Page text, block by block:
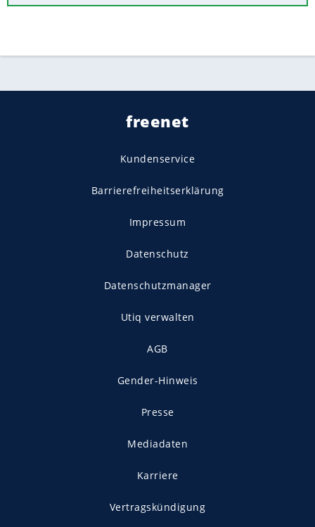
freenet
Kundenservice
Barrierefreiheitserklärung
Impressum
Datenschutz
Datenschutzmanager
Utiq verwalten
AGB
Gender-Hinweis
Presse
Mediadaten
Karriere
Vertragskündigung